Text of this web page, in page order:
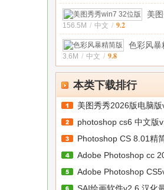
美
156.5M / 中文 / 9.2
色彩风
3.6M / 中文 / 9.8
本类下载排行
美图秀秀2026版电脑
photoshop cs6 中文版
Photoshop CS 8.01精
Adobe Photoshop cc
简
Adobe Photoshop